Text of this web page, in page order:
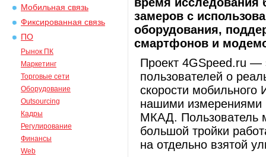
Мобильная связь
Фиксированная связь
ПО
Рынок ПК
Маркетинг
Торговые сети
Оборудование
Outsourcing
Кадры
Регулирование
Финансы
Web
замеров с
оборудования,
смартфонов и
Проект 4GSpeed.ru
пользователей о
скорости
нашими измерениями
МКАД. Пользователь
большой тройки
на отдельно взятой